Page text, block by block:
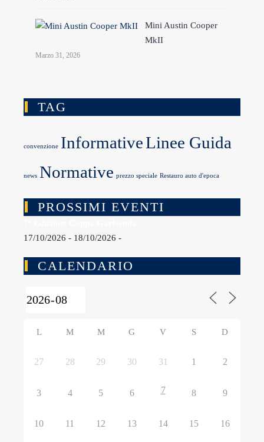
Mini Austin Cooper
MkII
Marzo 31, 2026
TAG
convenzione InformativeLinee Guida
news Normative prezzo speciale Restauro auto d'epoca
PROSSIMI EVENTI
17/10/2026 - 18/10/2026 -
CALENDARIO
L M M G V S D
27 28 29 30 31 1 2
3 4 5 6 7 8 9
10 11 12 13 14 15 16